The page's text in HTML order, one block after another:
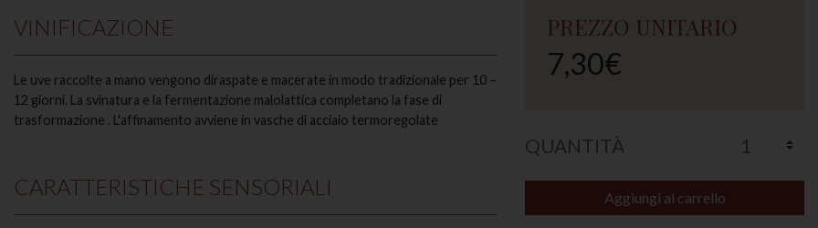
PREZZO UNITARIO
7,30€
QUANTITÀ
Aggiungi al carrello
VINIFICAZIONE
Le uve raccolte a mano vengono diraspate e macerate in modo tradizionale per 10 –
12 giorni. La svinatura e la fermentazione malolattica completano la fase di
trasformazione . L'affinamento avviene in vasche di acciaio termoregolate
CARATTERISTICHE SENSORIALI